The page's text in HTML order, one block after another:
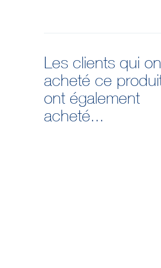
Les clients qui
acheté ce
ont également
acheté...